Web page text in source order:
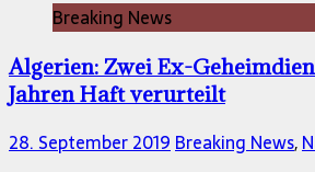
Breaking News
Algerien: Zwei Ex-
Jahren Haft verurteilt
28. September 2019 Breaking News,